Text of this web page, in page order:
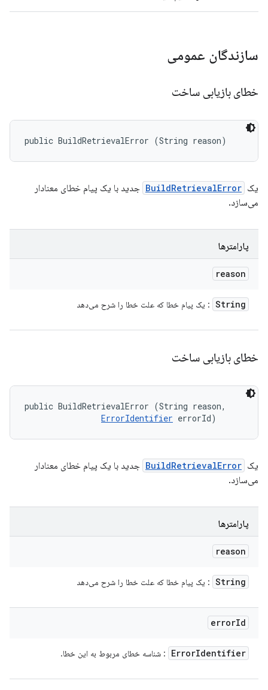
سازندگان عمومی
خطای بازیابی ساخت
public BuildRetrievalError (String reason)
یک BuildRetrievalError جدید با یک پیام خطای معنادار
می‌سازد.
پارامترها
reason
String : یک پیام خطا که علت خطا را شرح می‌دهد
خطای بازیابی ساخت
public BuildRetrievalError (String reason,
ErrorIdentifier errorId)
یک BuildRetrievalError جدید با یک پیام خطای معنادار
می‌سازد.
پارامترها
reason
String : یک پیام خطا که علت خطا را شرح می‌دهد
errorId
ErrorIdentifier : شناسه خطای مربوط به این خطا.